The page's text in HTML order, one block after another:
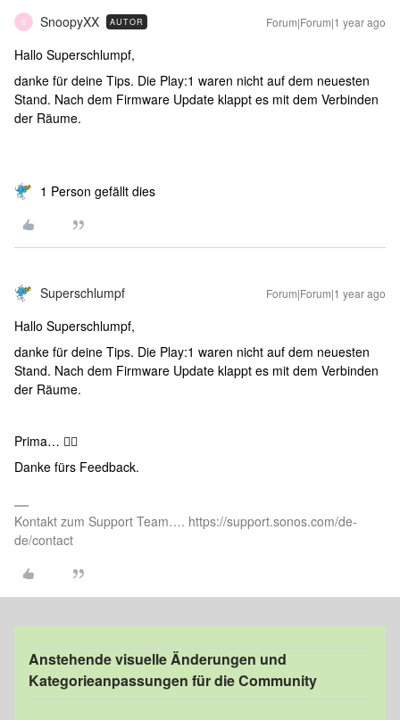
S SnoopyXX AUTOR Forum|Forum|1 year ago
Hallo Superschlumpf,
danke für deine Tips. Die Play:1 waren nicht auf dem neuesten
Stand. Nach dem Firmware Update klappt es mit dem Verbinden
der Räume.
1 Person gefällt dies
Superschlumpf Forum|Forum|1 year ago
Hallo Superschlumpf,
danke für deine Tips. Die Play:1 waren nicht auf dem neuesten
Stand. Nach dem Firmware Update klappt es mit dem Verbinden
der Räume.
Prima… 👍🏻
Danke fürs Feedback.
Kontakt zum Support Team…. https://support.sonos.com/de-
de/contact
Anstehende visuelle Änderungen und
Kategorieanpassungen für die Community